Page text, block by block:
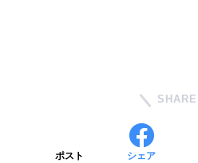
SHARE
ポスト シェア